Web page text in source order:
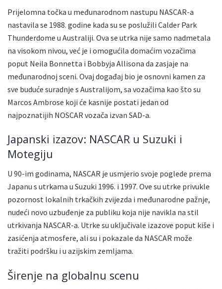
Prijelomna točka u međunarodnom nastupu NASCAR-a
nastavila se 1988. godine kada su se poslužili Calder Park
Thunderdome u Australiji. Ova se utrka nije samo nadmetala
na visokom nivou, već je i omogućila domaćim vozačima
poput Neila Bonnetta i Bobbyja Allisona da zasjaje na
međunarodnoj sceni. Ovaj događaj bio je osnovni kamen za
sve buduće suradnje s Australijom, sa vozačima kao što su
Marcos Ambrose koji će kasnije postati jedan od
najpoznatijih NOSCAR vozača izvan SAD-a.
Japanski izazov: NASCAR u Suzuki i
Motegiju
U 90-im godinama, NASCAR je usmjerio svoje poglede prema
Japanu s utrkama u Suzuki 1996. i 1997. Ove su utrke privukle
pozornost lokalnih trkačkih zvijezda i međunarodne pažnje,
nudeći novo uzbuđenje za publiku koja nije navikla na stil
utrkivanja NASCAR-a. Utrke su uključivale izazove poput kiše i
zasićenja atmosfere, ali su i pokazale da NASCAR može
tražiti podršku i u azijskim zemljama.
Širenje na globalnu scenu